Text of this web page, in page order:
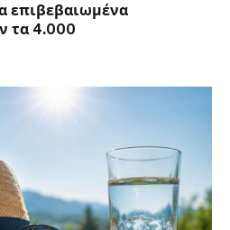
επιβεβαιωμένα
τα 4.000